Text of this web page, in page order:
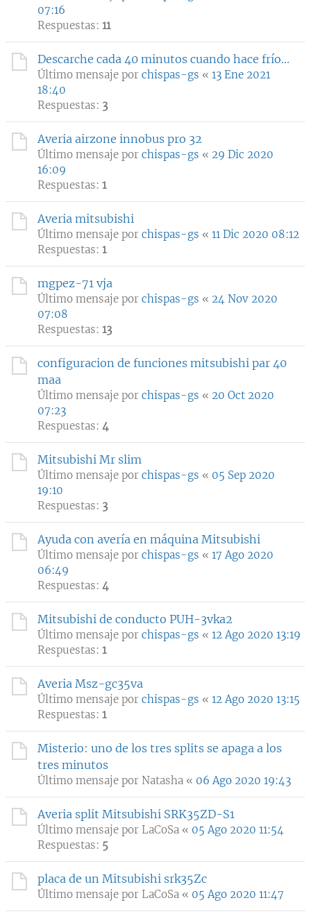
07:16
Respuestas: 11
Descarche cada 40 minutos cuando hace frío...
Último mensaje por chispas-gs « 13 Ene 2021
18:40
Respuestas: 3
Averia airzone innobus pro 32
Último mensaje por chispas-gs « 29 Dic 2020
16:09
Respuestas: 1
Averia mitsubishi
Último mensaje por chispas-gs « 11 Dic 2020 08:12
Respuestas: 1
mgpez-71 vja
Último mensaje por chispas-gs « 24 Nov 2020
07:08
Respuestas: 13
configuracion de funciones mitsubishi par 40
maa
Último mensaje por chispas-gs « 20 Oct 2020
07:23
Respuestas: 4
Mitsubishi Mr slim
Último mensaje por chispas-gs « 05 Sep 2020
19:10
Respuestas: 3
Ayuda con avería en máquina Mitsubishi
Último mensaje por chispas-gs « 17 Ago 2020
06:49
Respuestas: 4
Mitsubishi de conducto PUH-3vka2
Último mensaje por chispas-gs « 12 Ago 2020 13:19
Respuestas: 1
Averia Msz-gc35va
Último mensaje por chispas-gs « 12 Ago 2020 13:15
Respuestas: 1
Misterio: uno de los tres splits se apaga a los
tres minutos
Último mensaje por Natasha « 06 Ago 2020 19:43
Averia split Mitsubishi SRK35ZD-S1
Último mensaje por LaCoSa « 05 Ago 2020 11:54
Respuestas: 5
placa de un Mitsubishi srk35Zc
Último mensaje por LaCoSa « 05 Ago 2020 11:47